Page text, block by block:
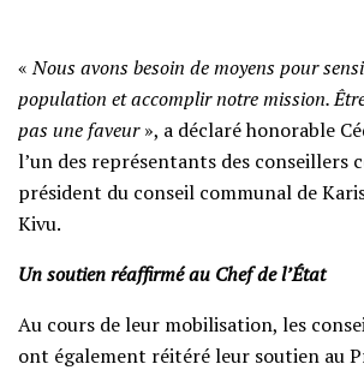
«Nous avons besoin de moyens pour
population et accomplir notre mission.
pas une faveur», a déclaré honorable
l’un des représentants des conseillers
président du conseil communal de
Kivu.
Un soutien réaffirmé au Chef de l’État
Au cours de leur mobilisation, les
ont également réitéré leur soutien au